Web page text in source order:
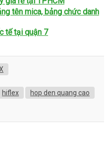
tên mica, bảng chức danh
tế tại quận 7
hiflex
hop den quang cao